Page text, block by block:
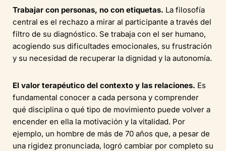
Trabajar con personas, no con etiquetas. La filosofía
central es el rechazo a mirar al participante a través del
filtro de su diagnóstico. Se trabaja con el ser humano,
acogiendo sus dificultades emocionales, su frustración
y su necesidad de recuperar la dignidad y la autonomía.
El valor terapéutico del contexto y las relaciones. Es
fundamental conocer a cada persona y comprender
qué disciplina o qué tipo de movimiento puede volver a
encender en ella la motivación y la vitalidad. Por
ejemplo, un hombre de más de 70 años que, a pesar de
una rigidez pronunciada, logró cambiar por completo su